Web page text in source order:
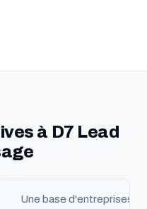
à D7 Lead
Une base d'entreprises